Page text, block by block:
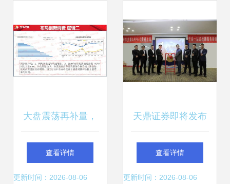
解读品质生活新趋
势
鼎证券分析后市风
险
大盘震荡再补量，
放量终将再往上
查看详情
更新时间：2026-08-06
天鼎证券即将发布
大作，重构金融科
技交互场景
查看详情
更新时间：2026-08-06